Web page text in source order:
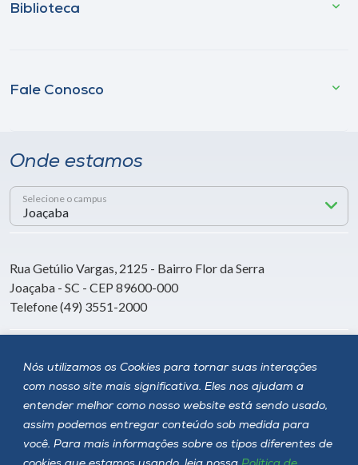
Nós utilizamos os Cookies para tornar suas interações
com nosso site mais significativa. Eles nos ajudam a
entender melhor como nosso website está sendo usado,
assim podemos entregar conteúdo sob medida para
você. Para mais informações sobre os tipos diferentes de
Biblioteca
Fale Conosco
Onde estamos
Selecione o campus
Rua Getúlio Vargas, 2125 - Bairro Flor da Serra
Joaçaba - SC - CEP 89600-000
Telefone (49) 3551-2000
Siga a Unoesc